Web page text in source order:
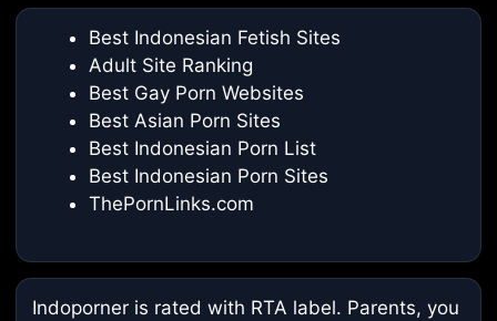
Best Indonesian Fetish Sites
Adult Site Ranking
Best Gay Porn Websites
Best Asian Porn Sites
Best Indonesian Porn List
Best Indonesian Porn Sites
ThePornLinks.com
Indoporner is rated with RTA label. Parents, you